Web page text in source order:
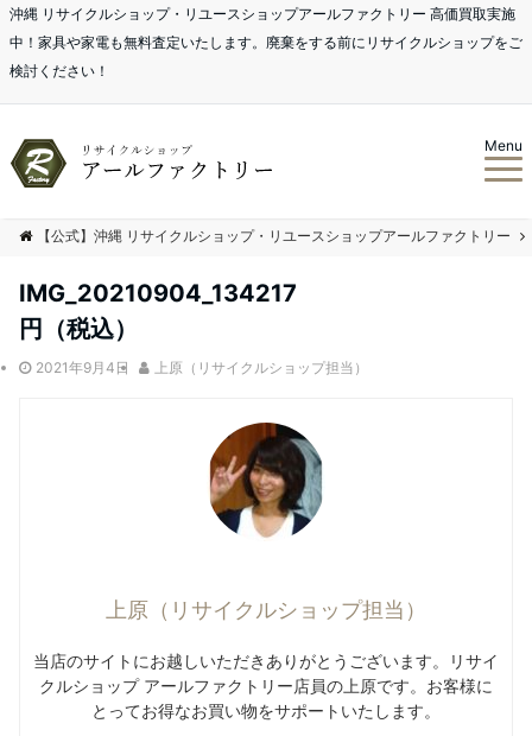
沖縄 リサイクルショップ・リユースショップアールファクトリー 高価買取実施
中！家具や家電も無料査定いたします。廃棄をする前にリサイクルショップをご
検討ください！
Menu
【公式】沖縄 リサイクルショップ・リユースショップアールファクトリー
IMG_20210904_134217
円（税込）
2021年9月4日 上原（リサイクルショップ担当）
上原（リサイクルショップ担当）
当店のサイトにお越しいただきありがとうございます。リサイ
クルショップ アールファクトリー店員の上原です。お客様に
とってお得なお買い物をサポートいたします。